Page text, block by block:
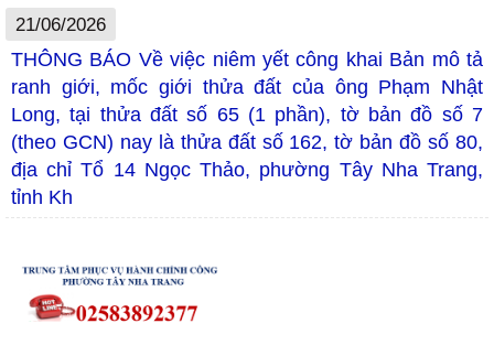
21/06/2026
THÔNG BÁO Về việc niêm yết công khai Bản mô tả
ranh giới, mốc giới thửa đất của ông Phạm Nhật
Long, tại thửa đất số 65 (1 phần), tờ bản đồ số 7
(theo GCN) nay là thửa đất số 162, tờ bản đồ số 80,
địa chỉ Tổ 14 Ngọc Thảo, phường Tây Nha Trang,
tỉnh Kh